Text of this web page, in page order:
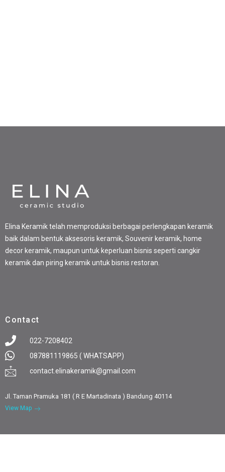
Elina Keramik telah memproduksi berbagai perlengkapan keramik
baik dalam bentuk aksesoris keramik, Souvenir keramik, home
decor keramik, maupun untuk keperluan bisnis seperti cangkir
keramik dan piring keramik untuk bisnis restoran.
Contact
022-7208402
087881119865 ( WHATSAPP)
contact.elinakeramik@gmail.com
Jl. Taman Pramuka 181 ( R E Martadinata ) Bandung 40114
View Map